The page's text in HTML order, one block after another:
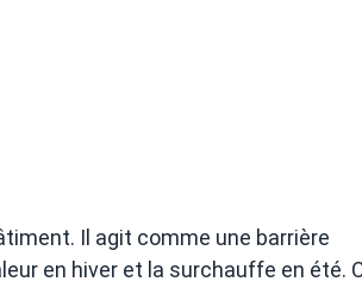
Il agit comme une barrière
en hiver et la surchauffe en été.